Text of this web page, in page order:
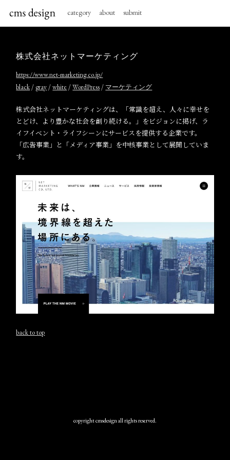
category about submit
株式会社ネットマーケティング
https://www.net-marketing.co.jp/
black / gray /white /WordPress / マーケティング
株式会社ネットマーケティングは、「常識を超え、人々に幸せを
とどけ、より豊かな社会を創り続ける。」をビジョンに掲げ、ラ
イフイベント・ライフシーンにサービスを提供する企業です。
「広告事業」と「メディア事業」を中核事業として展開していま
す。
back to top
copyright cmsdesign all rights reserved.